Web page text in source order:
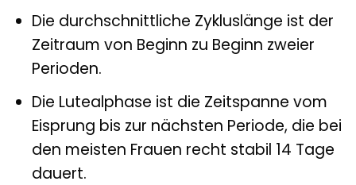
Die durchschnittliche Zykluslänge ist der
Zeitraum von Beginn zu Beginn zweier
Perioden.
Die Lutealphase ist die Zeitspanne vom
Eisprung bis zur nächsten Periode, die bei
den meisten Frauen recht stabil 14 Tage
dauert.